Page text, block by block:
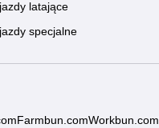
latające
specjalne
Farmbun.comWorkbun.com